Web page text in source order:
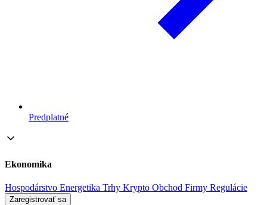
Predplatné
Ekonomika
Hospodárstvo Energetika Trhy Krypto Obchod Firmy Regulácie
Zaregistrovať sa